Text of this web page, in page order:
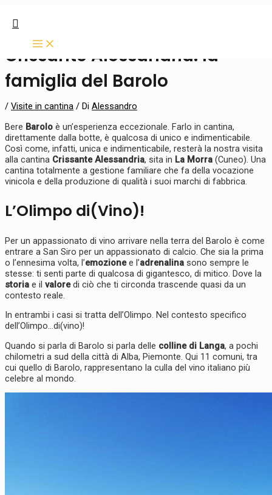
contenuto
Cerca
Crissante Alessandria: la
famiglia del Barolo
/ Visite in cantina / Di Alessandro
Bere Barolo è un’esperienza eccezionale. Farlo in cantina,
direttamente dalla botte, è qualcosa di unico e indimenticabile.
Così come, infatti, unica e indimenticabile, resterà la nostra visita
alla cantina Crissante Alessandria, sita in La Morra (Cuneo). Una
cantina totalmente a gestione familiare che fa della vocazione
vinicola e della produzione di qualità i suoi marchi di fabbrica.
L’Olimpo di(Vino)!
Per un appassionato di vino arrivare nella terra del Barolo è come
entrare a San Siro per un appassionato di calcio. Che sia la prima
o l’ennesima volta, l’emozionee l’adrenalina sono sempre le
stesse: ti senti parte di qualcosa di gigantesco, di mitico. Dove la
storia e il valoredi ciò che ti circonda trascende quasi da un
contesto reale.
In entrambi i casi si tratta dell’Olimpo. Nel contesto specifico
dell’Olimpo…di(vino)!
Quando si parla di Barolo si parla delle colline di Langa, a pochi
chilometri a sud della città di Alba, Piemonte. Qui 11 comuni, tra
cui quello di Barolo, rappresentano la culla del vino italiano più
celebre al mondo.
c
a